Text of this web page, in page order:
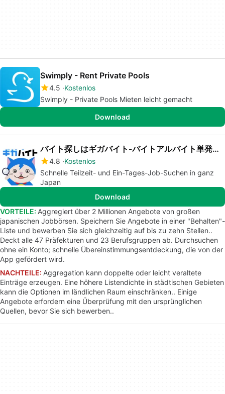
Swimply - Rent Private Pools
4.5 Kostenlos
Swimply - Private Pools Mieten leicht gemacht
Download
バイト探しはギガバイト-バイトアルバイト単発バイト求人
4.8 Kostenlos
Schnelle Teilzeit- und Ein-Tages-Job-Suchen in ganz
Japan
Download
VORTEILE: Aggregiert über 2 Millionen Angebote von großen
japanischen Jobbörsen. Speichern Sie Angebote in einer "Behalten"-
Liste und bewerben Sie sich gleichzeitig auf bis zu zehn Stellen..
Deckt alle 47 Präfekturen und 23 Berufsgruppen ab. Durchsuchen
ohne ein Konto; schnelle Übereinstimmungsentdeckung, die von der
App gefördert wird.
NACHTEILE: Aggregation kann doppelte oder leicht veraltete
Einträge erzeugen. Eine höhere Listendichte in städtischen Gebieten
kann die Optionen im ländlichen Raum einschränken.. Einige
Angebote erfordern eine Überprüfung mit den ursprünglichen
Quellen, bevor Sie sich bewerben..